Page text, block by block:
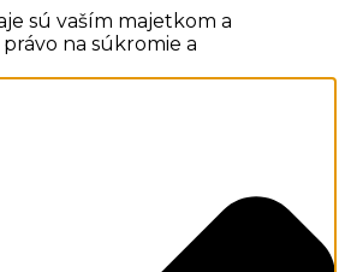
sú vaším majetkom a
na súkromie a